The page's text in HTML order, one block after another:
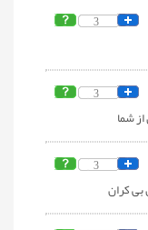
3
3
شما
3
کران